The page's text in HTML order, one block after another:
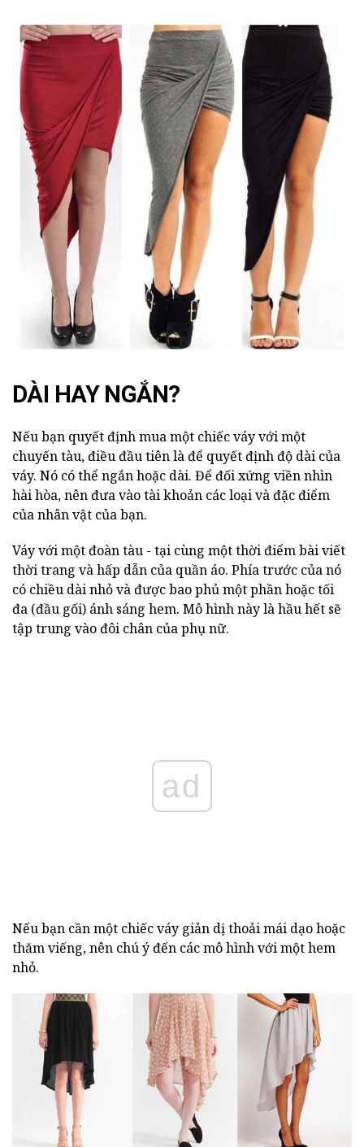
DÀI HAY NGẮN?
Nếu bạn quyết định mua một chiếc váy với một
chuyến tàu, điều đầu tiên là để quyết định độ dài của
váy. Nó có thể ngắn hoặc dài. Để đối xứng viền nhìn
hài hòa, nên đưa vào tài khoản các loại và đặc điểm
của nhân vật của bạn.
Váy với một đoàn tàu - tại cùng một thời điểm bài viết
thời trang và hấp dẫn của quần áo. Phía trước của nó
có chiều dài nhỏ và được bao phủ một phần hoặc tối
đa (đầu gối) ánh sáng hem. Mô hình này là hầu hết sẽ
tập trung vào đôi chân của phụ nữ.
ad
Nếu bạn cần một chiếc váy giản dị thoải mái dạo hoặc
thăm viếng, nên chú ý đến các mô hình với một hem
nhỏ.